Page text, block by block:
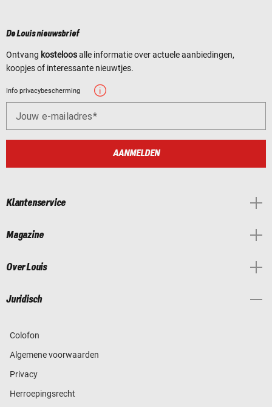
De Louis nieuwsbrief
Ontvang kosteloosalle informatie over actuele aanbiedingen,
koopjes of interessante nieuwtjes.
Info privacybescherming
Jouw e-mailadres
AANMELDEN
Klantenservice
Magazine
Over Louis
Juridisch
Colofon
Algemene voorwaarden
Privacy
Herroepingsrecht